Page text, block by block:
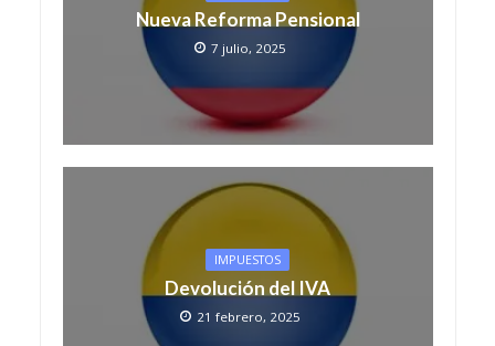
Nueva Reforma Pensional
7 julio, 2025
IMPUESTOS
Devolución del IVA
21 febrero, 2025